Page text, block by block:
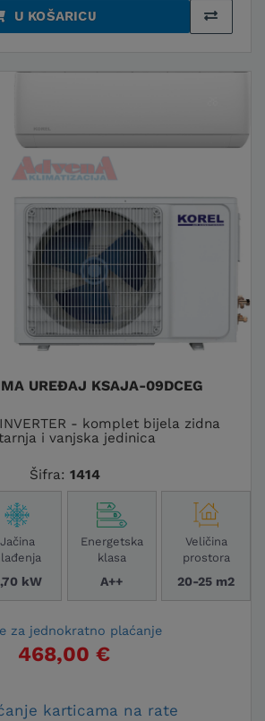
U KOŠARICU
UREĐAJ KSAJA-09DCEG
INVERTER - komplet bijela zidna
i vanjska jedinica
Šifra: 1414
Jačina
kW
Energetska
klasa
A++
Veličina
prostora
20-25 m2
za jednokratno plaćanje
468,00 €
karticama na rate